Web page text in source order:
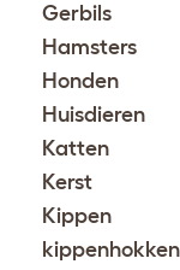
Gerbils
Hamsters
Honden
Huisdieren
Katten
Kerst
Kippen
kippenhokken